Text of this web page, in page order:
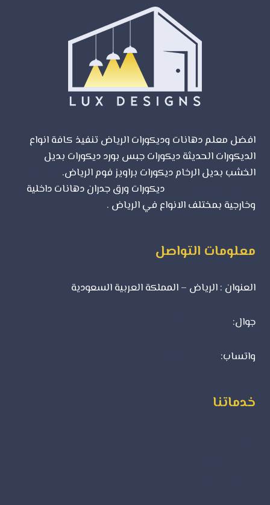
افضل معلم دهانات وديكورات الرياض تنفيذ كافة انواع
الديكورات الحديثة ديكورات جبس بورد ديكورات بديل
الخشب بديل الرخام ديكورات براويز فوم الرياض.
ديكورات ورق جدران دهانات داخلية
وخارجية بمختلف الانواع في الرياض .
معلومات التواصل
العنوان : الرياض – المملكة العربية السعودية
جوال:
واتساب:
خدماتنا